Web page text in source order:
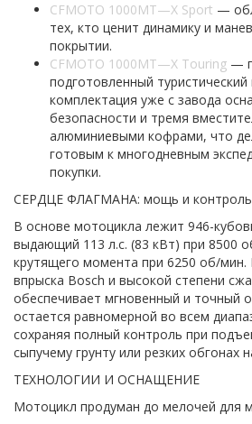
CFMOTO 1000MT—X Sport —
тех, кто ценит динамику и
покрытии.
CFMOTO 1000MT—X Touring —
подготовленный туристический
комплектация уже с завода
безопасности и тремя
алюминиевыми кофрами, что
готовым к многодневным
покупки.
СЕРДЦЕ ФЛАГМАНА: мощь и контроль
В основе мотоцикла лежит 946-
выдающий 113 л.с. (83 кВт) при 8500
крутящего момента при 6250 об/мин.
впрыска Bosch и высокой степени
обеспечивает мгновенный и точный
остается равномерной во всем
сохраняя полный контроль при
сыпучему грунту или резких обгонах
ТЕХНОЛОГИИ И ОСНАЩЕНИЕ
Мотоцикл продуман до мелочей для